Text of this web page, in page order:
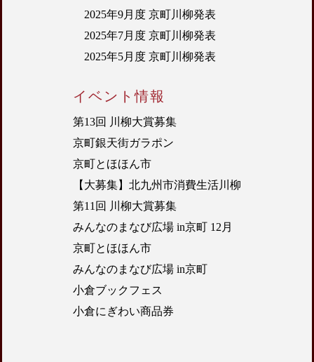
イベント情報
第13回 川柳大賞募集
京町銀天街ガラポン
京町とほほん市
【大募集】北九州市消費生活川柳
第11回 川柳大賞募集
みんなのまなび広場 in京町 12月
京町とほほん市
みんなのまなび広場 in京町
小倉ブックフェス
小倉にぎわい商品券
2025年9月度 京町川柳発表
2025年7月度 京町川柳発表
2025年5月度 京町川柳発表